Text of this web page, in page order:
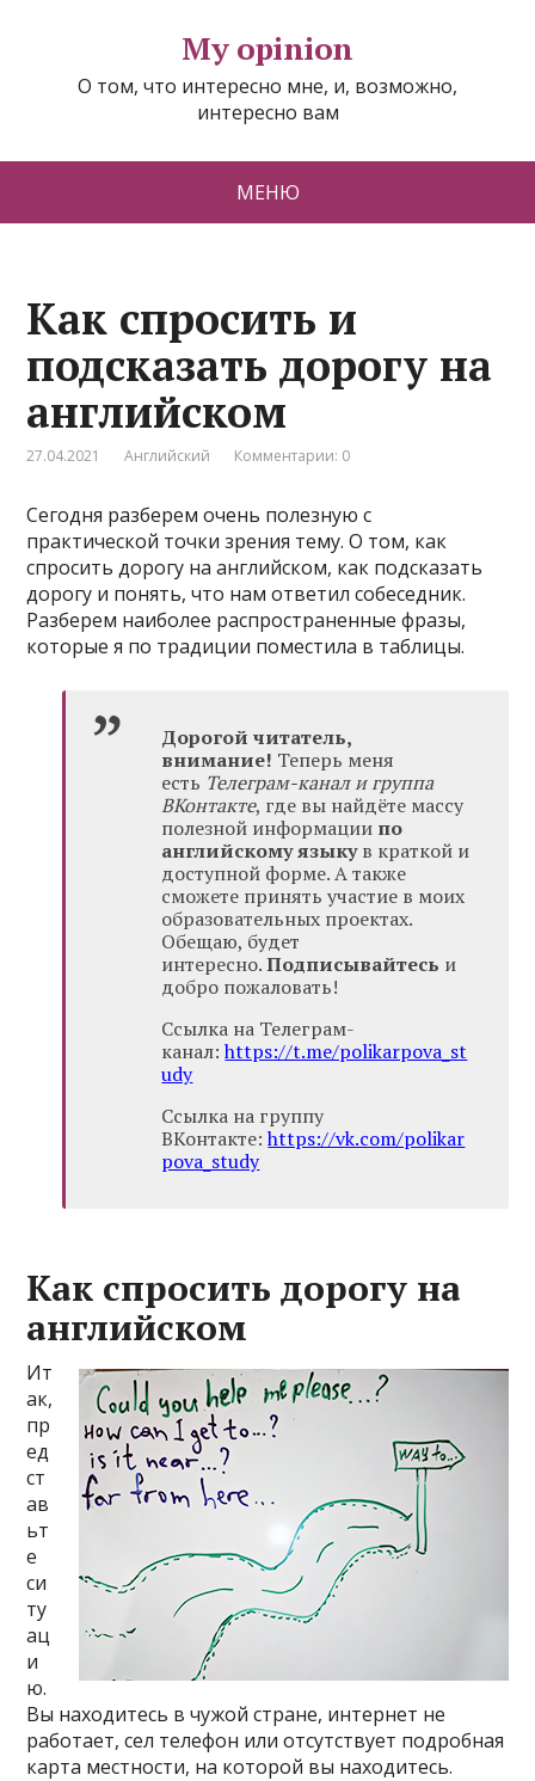
My opinion
О том, что интересно мне, и, возможно,
интересно вам
МЕНЮ
Как спросить и
подсказать дорогу на
английском
27.04.2021 Английский Комментарии: 0
Сегодня разберем очень полезную с
практической точки зрения тему. О том, как
спросить дорогу на английском, как подсказать
дорогу и понять, что нам ответил собеседник.
Разберем наиболее распространенные фразы,
которые я по традиции поместила в таблицы.
Дорогой читатель,
внимание! Теперь меня
есть Телеграм-канал и группа
ВКонтакте, где вы найдёте массу
полезной информации по
английскому языкув краткой и
доступной форме. А также
сможете принять участие в моих
образовательных проектах.
Обещаю, будет
интересно.Подписывайтесь и
добро пожаловать!
Ссылка на Телеграм-
канал:https://t.me/polikarpova_st
udy
Ссылка на группу
ВКонтакте:https://vk.com/polikar
pova_study
Как спросить дорогу на
английском
Ит
ак,
пр
ед
ст
ав
ьт
е
си
ту
ац
и
ю.
Вы находитесь в чужой стране, интернет не
работает, сел телефон или отсутствует подробная
карта местности, на которой вы находитесь.